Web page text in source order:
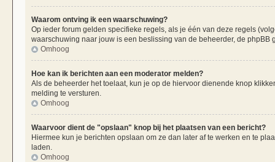
Waarom ontving ik een waarschuwing?
Op ieder forum gelden specifieke regels, als je één van deze regels
waarschuwing naar jouw is een beslissing van de beheerder, de phpBB
Omhoog
Hoe kan ik berichten aan een moderator melden?
Als de beheerder het toelaat, kun je op de hiervoor dienende knop
melding te versturen.
Omhoog
Waarvoor dient de "opslaan" knop bij het plaatsen van een bericht?
Hiermee kun je berichten opslaan om ze dan later af te werken en te
laden.
Omhoog